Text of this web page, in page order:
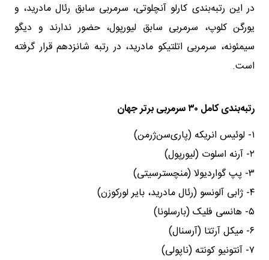
در این رتبه‌بندی کارلو آنچلوتی، سرمربی سابق رئال مادرید، و
یورگن کلوپ، سرمربی سابق لیورپول، حضور ندارند و دیگو
سیمئونه، سرمربی اتلتیکو مادرید، در رتبه شانزدهم قرار گرفته
است.
رتبه‌بندی کامل ۳۰ سرمربی برتر جهان
۱- لوئیس انریکه (پاری‌سن‌ژرمن)
۲- آرنه اسلوت (لیورپول)
۳- پپ گواردیولا (منچسترسیتی)
۴- ژابی آلونسو (رئال مادرید، بایر لورکوزن)
۵- هانسی فلیک (بارسلونا)
۶- میکل آرتتا (آرسنال)
۷- آنتونیو کونته (ناپولی)